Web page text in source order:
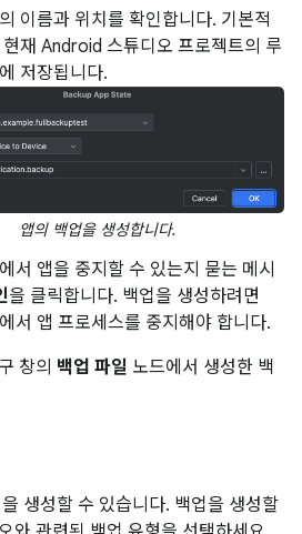
이름과 위치를 확인합니다. 기본적
재 Android 스튜디오 프로젝트의 루
저장됩니다.
앱의 백업을 생성합니다.
서 앱을 중지할 수 있는지 묻는 메시
을 클릭합니다. 백업을 생성하려면
서 앱 프로세스를 중지해야 합니다.
창의 백업 파일 노드에서 생성한 백
생성할 수 있습니다. 백업을 생성할